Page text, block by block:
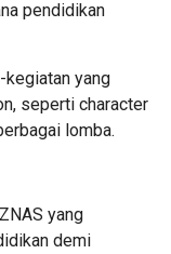
pendidikan
kegiatan yang
seperti character
lomba.
yang
demi